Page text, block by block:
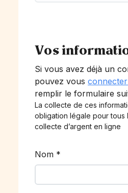
Vos
Si vous avez déjà un
pouvez vous connecter
remplir le formulaire
La collecte de ces
obligation légale pour tous
collecte d’argent en ligne
Nom *